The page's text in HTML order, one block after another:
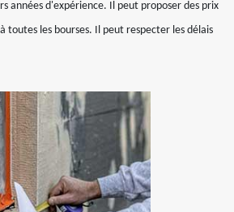
années d'expérience. Il peut proposer des prix
toutes les bourses. Il peut respecter les délais